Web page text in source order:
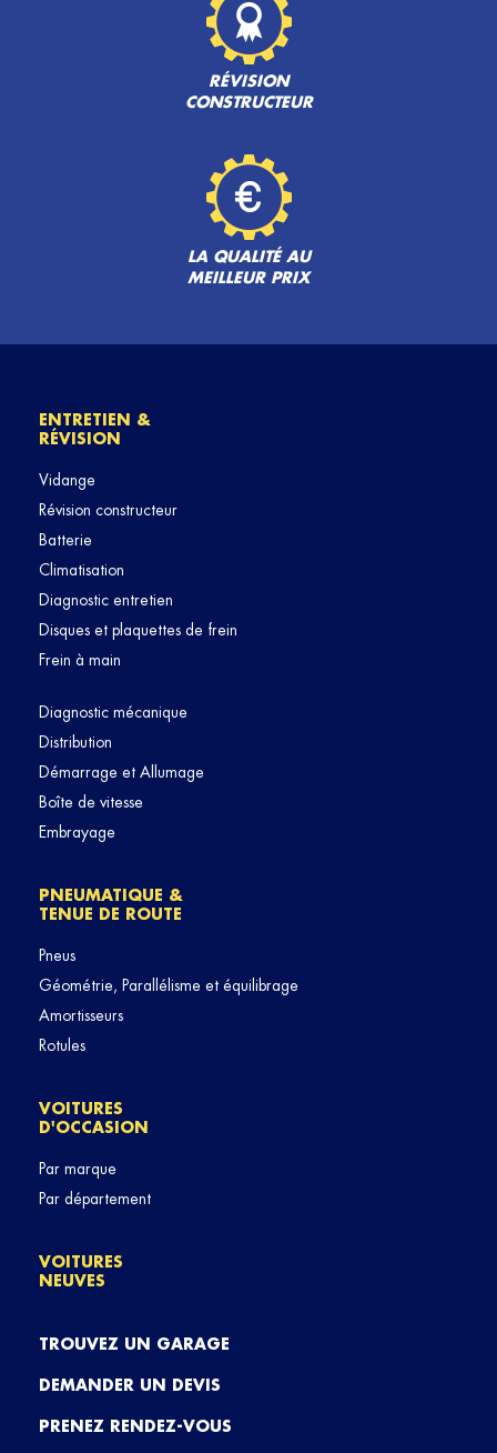
RÉVISION
CONSTRUCTEUR
LA QUALITÉ AU
MEILLEUR PRIX
ENTRETIEN &
RÉVISION
Vidange
Révision constructeur
Batterie
Climatisation
Diagnostic entretien
Disques et plaquettes de frein
Frein à main
Diagnostic mécanique
Distribution
Démarrage et Allumage
Boîte de vitesse
Embrayage
PNEUMATIQUE &
TENUE DE ROUTE
Pneus
Géométrie, Parallélisme et équilibrage
Amortisseurs
Rotules
VOITURES
D'OCCASION
Par marque
Par département
VOITURES
NEUVES
TROUVEZ UN GARAGE
DEMANDER UN DEVIS
PRENEZ RENDEZ-VOUS